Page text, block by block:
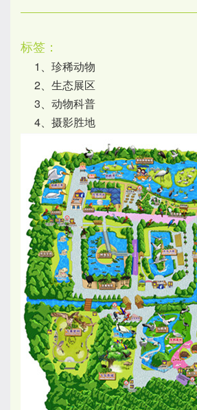
标签：
1、珍稀动物
2、生态展区
3、动物科普
4、摄影胜地